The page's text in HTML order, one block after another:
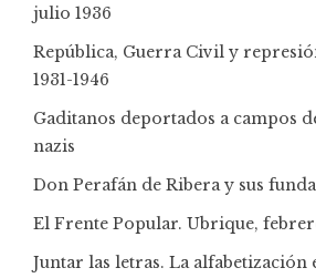
julio 1936
República, Guerra Civil y
1931-1946
Gaditanos deportados a campos
nazis
Don Perafán de Ribera y sus
El Frente Popular. Ubrique,
Juntar las letras. La alfabetización